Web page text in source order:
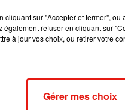
ont analyséles
pizza qui remporte tous
sont souvent
cause de cette addiction
dernière libèredes opiacés
jouent vraiment
cliquant sur "Accepter et fermer",
également refuser en cliquant sur
à jour vos choix, ou retirer votre
Gérer mes choix